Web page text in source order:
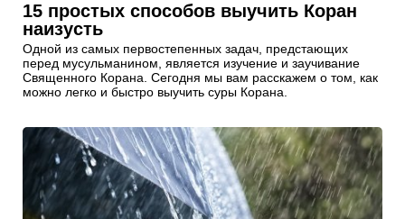
15 простых способов выучить Коран
наизусть
Одной из самых первостепенных задач, предстающих
перед мусульманином, является изучение и заучивание
Священного Корана. Сегодня мы вам расскажем о том, как
можно легко и быстро выучить суры Корана.